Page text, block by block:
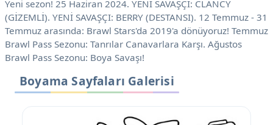
Yeni sezon! 25 Haziran 2024. YENİ SAVAŞÇI: CLANCY
(GİZEMLİ). YENİ SAVAŞÇI: BERRY (DESTANSI). 12 Temmuz - 31
Temmuz arasında: Brawl Stars'da 2019'a dönüyoruz! Temmuz
Brawl Pass Sezonu: Tanrılar Canavarlara Karşı. Ağustos
Brawl Pass Sezonu: Boya Savaşı!
Boyama Sayfaları Galerisi